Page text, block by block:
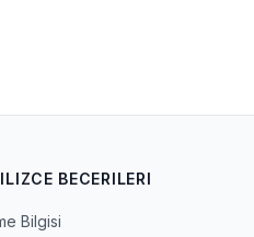
BECERILERI
Bilgisi